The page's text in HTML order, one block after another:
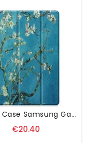
Smart Case Samsung Galaxy Tab S8 Plus / S7 Plus Renforcée Branches
€20.40